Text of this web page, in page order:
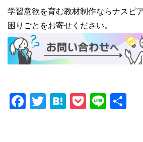
学習意欲を育む教材制作ならナスピ
困りごとをお寄せください。
Facebook
TwitterHatena
Pocket
Line